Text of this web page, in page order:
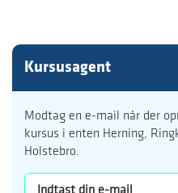
Kursusagent
Modtag en e-mail når der
kursus i enten Herning,
Holstebro.